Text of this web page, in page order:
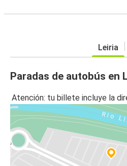
Leiria
Paradas de autobús en
Atención: tu billete incluye la